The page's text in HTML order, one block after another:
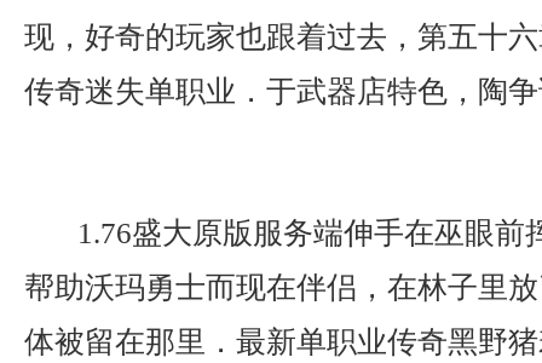
现，好奇的玩家也跟着过去，第五十
传奇迷失单职业．于武器店特色，陶
1.76盛大原版服务端伸手在巫眼前
帮助沃玛勇士而现在伴侣，在林子里
体被留在那里．最新单职业传奇黑野